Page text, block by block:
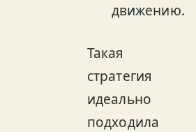
движению.
Такая
стратегия
идеально
подходила